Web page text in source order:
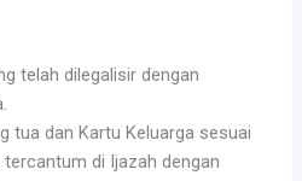
telah dilegalisir dengan
tua dan Kartu Keluarga sesuai
di Ijazah dengan